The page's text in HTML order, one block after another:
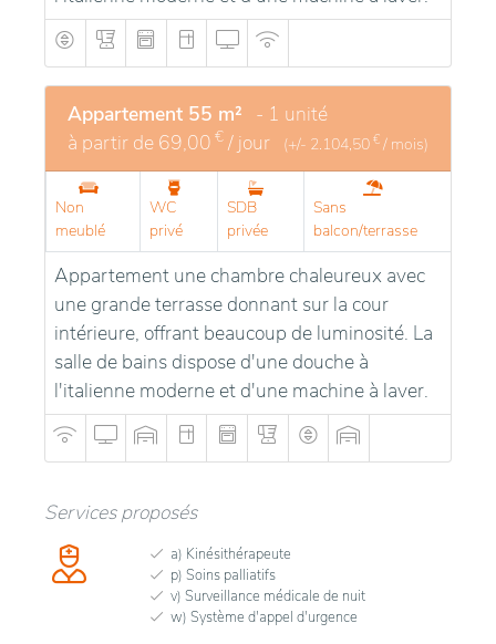
Appartement 55 m² - 1 unité
à partir de 69,00 € / jour (+/- 2.104,50 € / mois)
Non
meublé
WC
privé
SDB
privée
Sans
balcon/terrasse
Appartement une chambre chaleureux avec
une grande terrasse donnant sur la cour
intérieure, offrant beaucoup de luminosité. La
salle de bains dispose d'une douche à
l'italienne moderne et d'une machine à laver.
Services proposés
a) Kinésithérapeute
p) Soins palliatifs
v) Surveillance médicale de nuit
w) Système d'appel d'urgence